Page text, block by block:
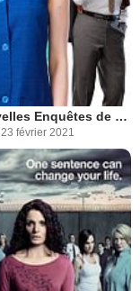
Les Nouvelles Enquêtes de Miss Fisher
23 février 2021